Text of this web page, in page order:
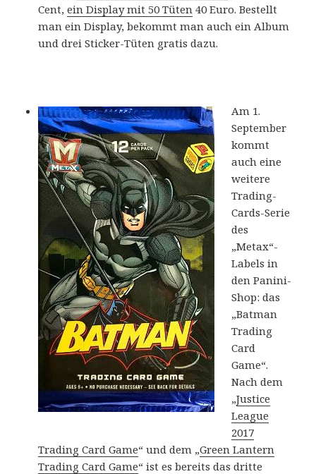
Cent,ein Display mit 50 Tüten 40 Euro. Bestellt
man ein Display, bekommt man auch ein Album
und drei Sticker-Tüten gratis dazu.
Am 1.
September
kommt
auch eine
weitere
Trading-
Cards-Serie
des
„Metax“-
Labels in
den Panini-
Shop: das
„Batman
Trading
Card
Game“.
Nach dem
„Justice
League
2017
Trading Card Game“ und dem „Green Lantern
Trading Card Game“ ist es bereits das dritte